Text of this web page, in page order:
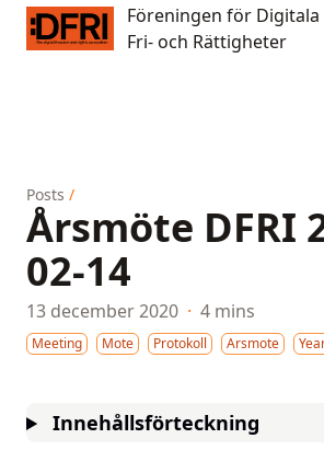
Föreningen för Digitala Fri- och
Föreningen för Digitala
Fri- och Rättigheter
Posts /
Årsmöte DFRI
02-14
13 december 2020 · 4 mins
Meeting Mote Protokoll Arsmote
Innehållsförteckning